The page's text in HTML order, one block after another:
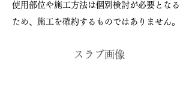
使用部位や施工方法は個別検討が必要となる
ため、施工を確約するものではありません。
スラブ画像